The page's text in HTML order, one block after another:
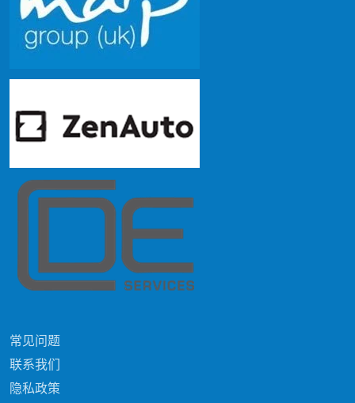
常见问题
联系我们
隐私政策